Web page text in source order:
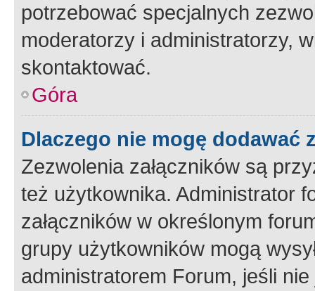
potrzebować specjalnych
moderatorzy i administratorzy,
skontaktować.
Góra
Dlaczego nie mogę dodawać
Zezwolenia załączników są
też użytkownika. Administrator
załączników w określonym
grupy użytkowników mogą
administratorem Forum, jeśli